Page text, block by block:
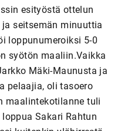
esityöstä ottelun
seitsemän minuuttia
loppunumeroiksi 5-0
syötön maaliin.Vaikka
Mäki-Maunusta ja
pelaajia, oli tasoero
maalintekotilanne tuli
Sakari Rahtun